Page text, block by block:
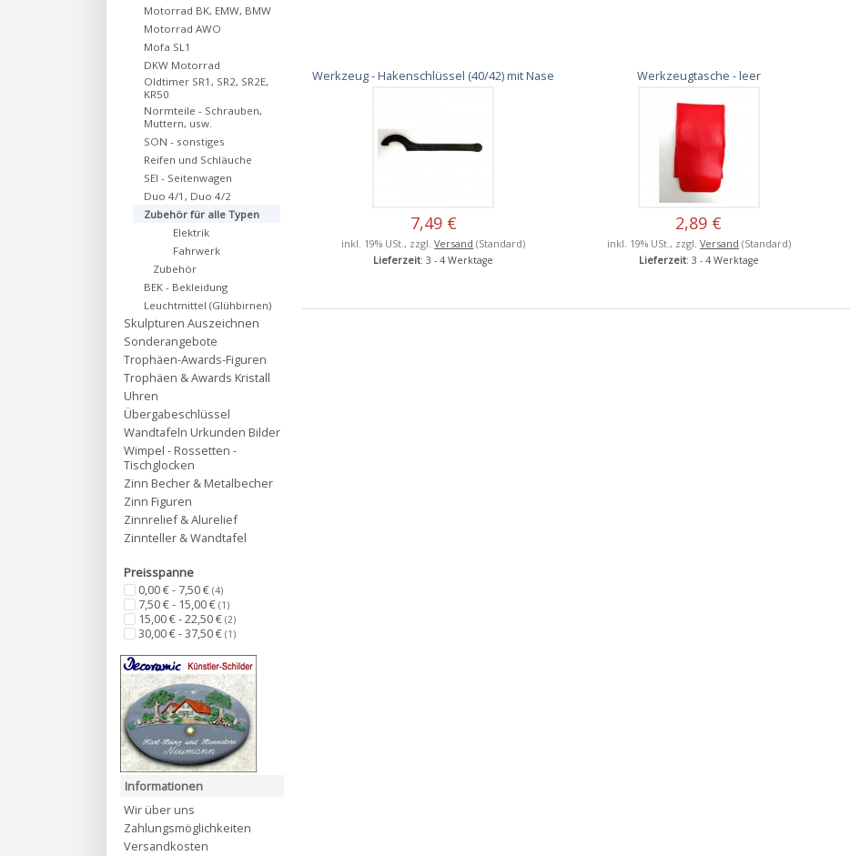
Werkzeug - Hakenschlüssel (40/42) mit Nase
7,49 €
inkl. 19% USt., zzgl.Versand (Standard)
Lieferzeit: 3 - 4 Werktage
Werkzeugtasche - leer
2,89 €
inkl. 19% USt., zzgl. Versand (Standard)
Lieferzeit: 3 - 4 Werktage
Motorrad BK, EMW, BMW
Motorrad AWO
Mofa SL1
DKW Motorrad
Oldtimer SR1, SR2, SR2E,
KR50
Normteile - Schrauben,
Muttern, usw.
SON - sonstiges
Reifen und Schläuche
SEI - Seitenwagen
Duo 4/1, Duo 4/2
Zubehör für alle Typen
Elektrik
Fahrwerk
Zubehör
BEK - Bekleidung
Leuchtmittel (Glühbirnen)
Skulpturen Auszeichnen
Sonderangebote
Trophäen-Awards-Figuren
Trophäen & Awards Kristall
Uhren
Übergabeschlüssel
Wandtafeln Urkunden Bilder
Wimpel - Rossetten -
Tischglocken
Zinn Becher & Metalbecher
Zinn Figuren
Zinnrelief & Alurelief
Zinnteller & Wandtafel
Preisspanne
0,00 € - 7,50 € (4)
7,50 € - 15,00 € (1)
15,00 € - 22,50 € (2)
30,00 € - 37,50 € (1)
Informationen
Wir über uns
Zahlungsmöglichkeiten
Versandkosten